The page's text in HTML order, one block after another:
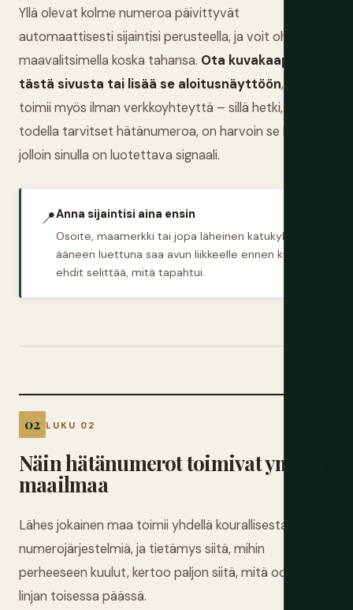
Yllä olevat kolme numeroa päivittyvät
automaattisesti sijaintisi perusteella, ja voit ohittaa ne
maavalitsimella koska tahansa. Ota kuvakaappaus
tästä sivusta tai lisää se aloitusnäyttöön, jotta se
toimii myös ilman verkkoyhteyttä – sillä hetki, jolloin
todella tarvitset hätänumeroa, on harvoin se hetki,
jolloin sinulla on luotettava signaali.
📍Anna sijaintisi aina ensin
Osoite, maamerkki tai jopa läheinen katukyltti
ääneen luettuna saa avun liikkeelle ennen kuin
ehdit selittää, mitä tapahtui.
LUKU 02
Näin hätänumerot toimivat ympäri
maailmaa
Lähes jokainen maa toimii yhdellä kourallisesta
numerojärjestelmiä, ja tietämys siitä, mihin
perheeseen kuulut, kertoo paljon siitä, mitä odottaa
linjan toisessa päässä.